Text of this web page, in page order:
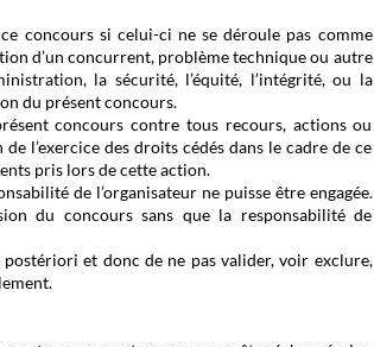
concours si celui-ci ne se déroule pas comme
d’un concurrent, problème technique ou autre
la sécurité, l’équité, l’intégrité, ou la
du présent concours.
concours contre tous recours, actions ou
l’exercice des droits cédés dans le cadre de ce
pris lors de cette action.
de l’organisateur ne puisse être engagée.
du concours sans que la responsabilité de
et donc de ne pas valider, voir exclure,